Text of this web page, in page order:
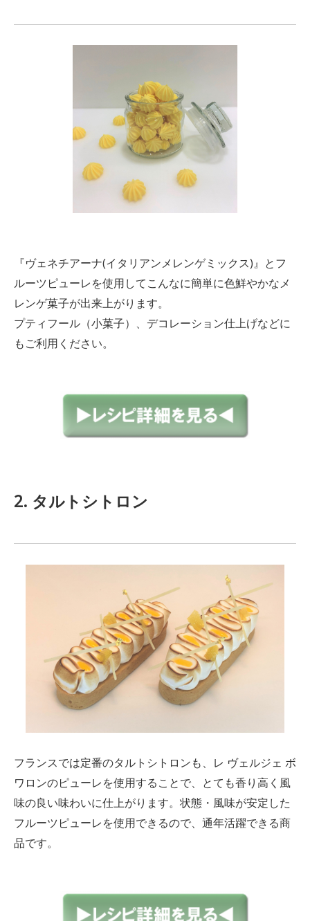
『ヴェネチアーナ(イタリアンメレンゲミックス)』とフ
ルーツピューレを使用してこんなに簡単に色鮮やかなメ
レンゲ菓子が出来上がります。
プティフール（小菓子）、デコレーション仕上げなどに
もご利用ください。
2. タルトシトロン
フランスでは定番のタルトシトロンも、レ ヴェルジェ ボ
ワロンのピューレを使用することで、とても香り高く風
味の良い味わいに仕上がります。状態・風味が安定した
フルーツピューレを使用できるので、通年活躍できる商
品です。